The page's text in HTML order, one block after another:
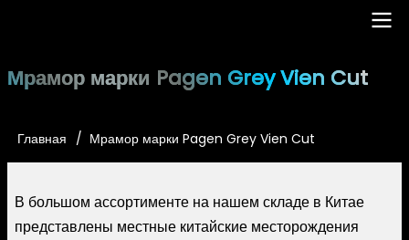
содержанию
Main
Мрамор марки Pagen Grey Vien Cut
Строка
Главная Мрамор марки Pagen Grey Vien Cut
В большом ассортименте на нашем складе в Китае
представлены местные китайские месторождения